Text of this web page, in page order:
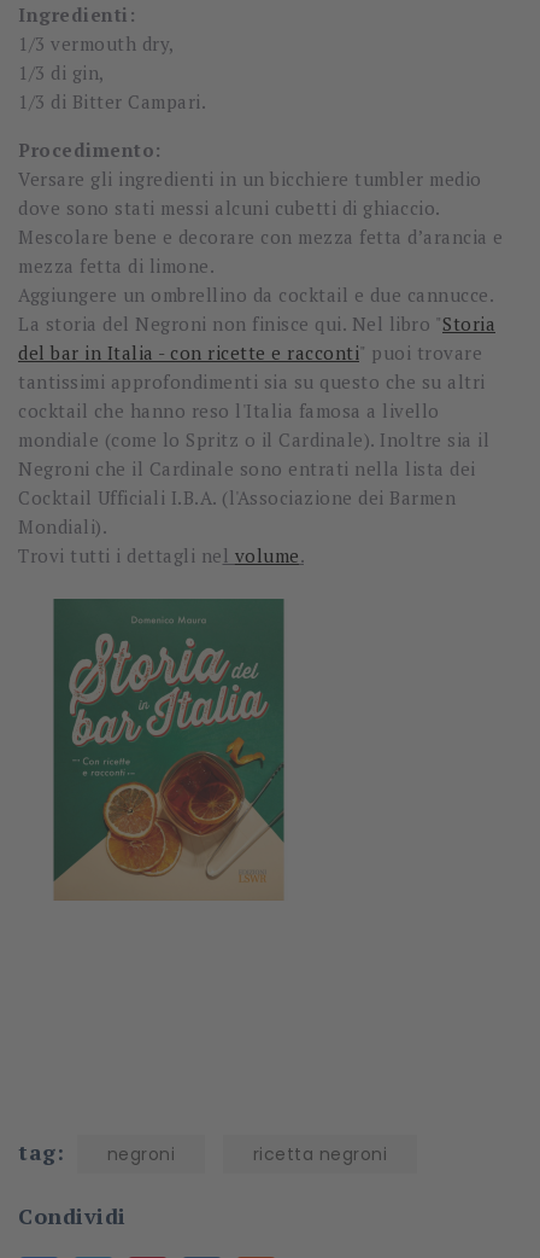
Ingredienti:
1/3 vermouth dry,
1/3 di gin,
1/3 di Bitter Campari.
Procedimento:
Versare gli ingredienti in un bicchiere tumbler medio
dove sono stati messi alcuni cubetti di ghiaccio.
Mescolare bene e decorare con mezza fetta d’arancia e
mezza fetta di limone.
Aggiungere un ombrellino da cocktail e due cannucce.
La storia del Negroni non finisce qui. Nel libro "Storia
del bar in Italia - con ricette e racconti" puoi trovare
tantissimi approfondimenti sia su questo che su altri
cocktail che hanno reso l'Italia famosa a livello
mondiale (come lo Spritz o il Cardinale). Inoltre sia il
Negroni che il Cardinale sono entrati nella lista dei
Cocktail Ufficiali I.B.A. (l'Associazione dei Barmen
Mondiali).
Trovi tutti i dettagli nel volume.
tag: negroni ricetta negroni
Condividi